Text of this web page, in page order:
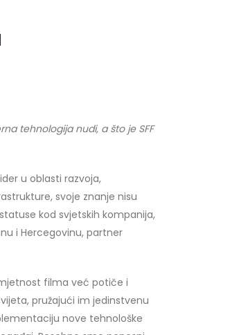
tehnologija nudi, a što je SFF
u oblasti razvoja,
svoje znanje nisu
kod svjetskih kompanija,
i Hercegovinu, partner
filma već potiče i
pružajući im jedinstvenu
nove tehnološke